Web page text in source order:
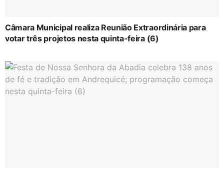
Câmara Municipal realiza Reunião Extraordinária para
votar três projetos nesta quinta-feira (6)